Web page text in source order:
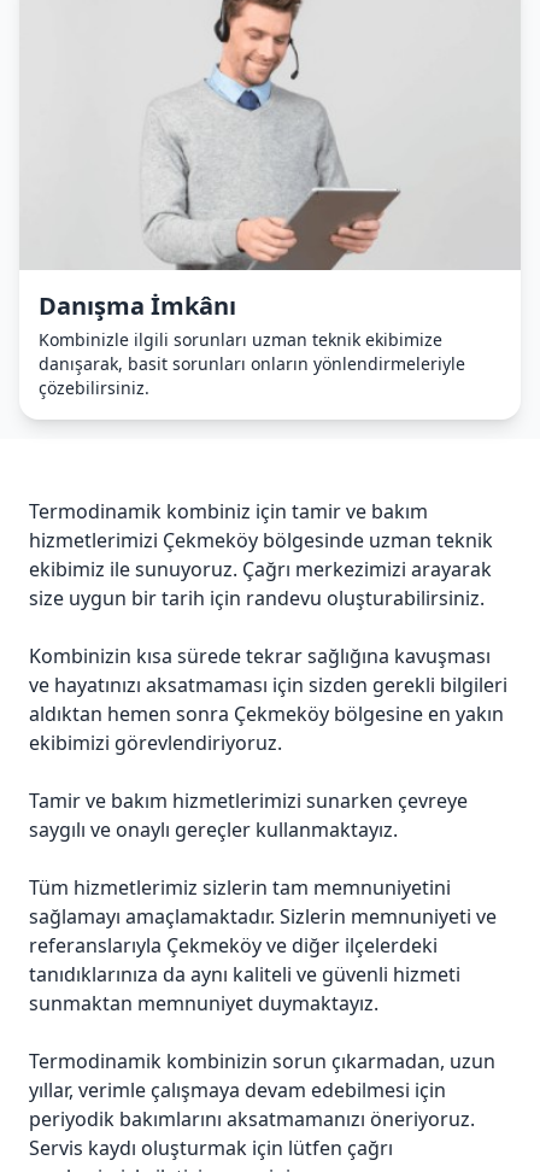
Danışma İmkânı
Kombinizle ilgili sorunları uzman teknik ekibimize
danışarak, basit sorunları onların yönlendirmeleriyle
çözebilirsiniz.
Termodinamik kombiniz için tamir ve bakım
hizmetlerimizi Çekmeköy bölgesinde uzman teknik
ekibimiz ile sunuyoruz. Çağrı merkezimizi arayarak
size uygun bir tarih için randevu oluşturabilirsiniz.
Kombinizin kısa sürede tekrar sağlığına kavuşması
ve hayatınızı aksatmaması için sizden gerekli bilgileri
aldıktan hemen sonra Çekmeköy bölgesine en yakın
ekibimizi görevlendiriyoruz.
Tamir ve bakım hizmetlerimizi sunarken çevreye
saygılı ve onaylı gereçler kullanmaktayız.
Tüm hizmetlerimiz sizlerin tam memnuniyetini
sağlamayı amaçlamaktadır. Sizlerin memnuniyeti ve
referanslarıyla Çekmeköy ve diğer ilçelerdeki
tanıdıklarınıza da aynı kaliteli ve güvenli hizmeti
sunmaktan memnuniyet duymaktayız.
Termodinamik kombinizin sorun çıkarmadan, uzun
yıllar, verimle çalışmaya devam edebilmesi için
periyodik bakımlarını aksatmamanızı öneriyoruz.
Servis kaydı oluşturmak için lütfen çağrı